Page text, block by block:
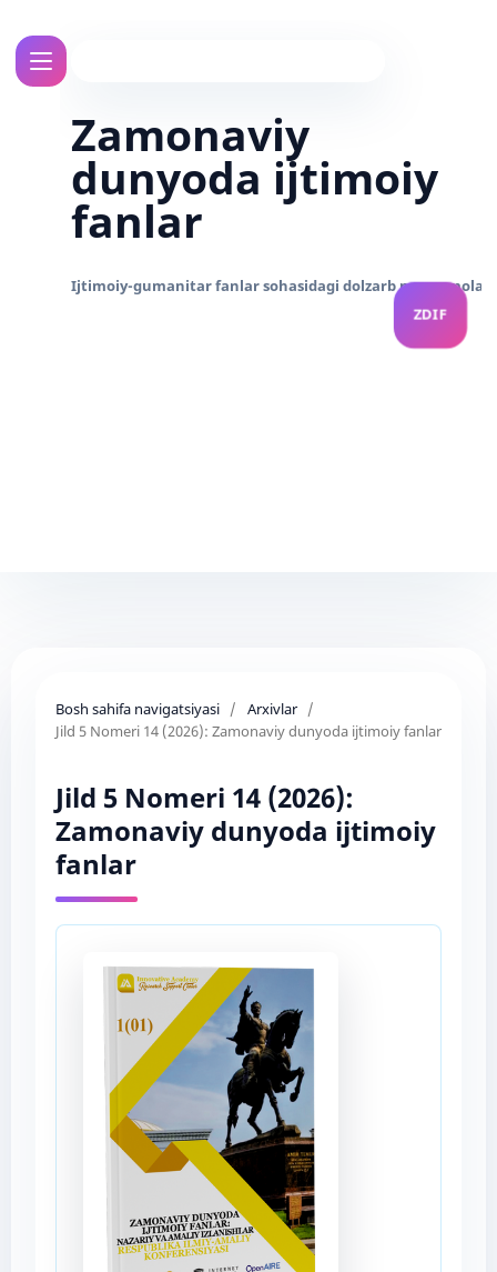
Zamonaviy
dunyoda ijtimoiy
fanlar
Bosh sahifa navigatsiyasi / Arxivlar /
Jild 5 Nomeri 14 (2026): Zamonaviy dunyoda ijtimoiy fanlar
Jild 5 Nomeri 14 (2026):
Zamonaviy dunyoda ijtimoiy
fanlar